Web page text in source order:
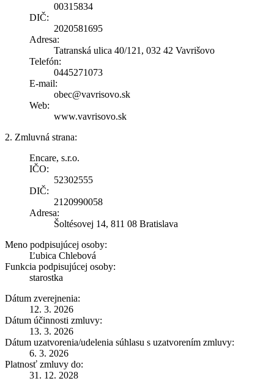
00315834
DIČ:
2020581695
Adresa:
Tatranská ulica 40/121, 032 42 Vavrišovo
Telefón:
0445271073
E-mail:
obec@vavrisovo.sk
Web:
www.vavrisovo.sk
2. Zmluvná strana:
Encare, s.r.o.
IČO:
52302555
DIČ:
2120990058
Adresa:
Šoltésovej 14, 811 08 Bratislava
Meno podpisujúcej osoby:
Ľubica Chlebová
Funkcia podpisujúcej osoby:
starostka
Dátum zverejnenia:
12. 3. 2026
Dátum účinnosti zmluvy:
13. 3. 2026
Dátum uzatvorenia/udelenia súhlasu s uzatvorením zmluvy:
6. 3. 2026
Platnosť zmluvy do:
31. 12. 2028